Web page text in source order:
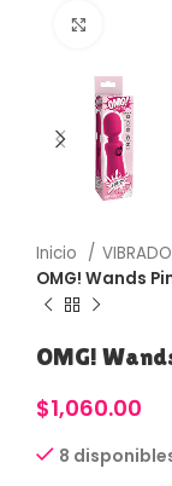
Haga
Inicio
OMG! Wands
OMG!
$1,060.00
8